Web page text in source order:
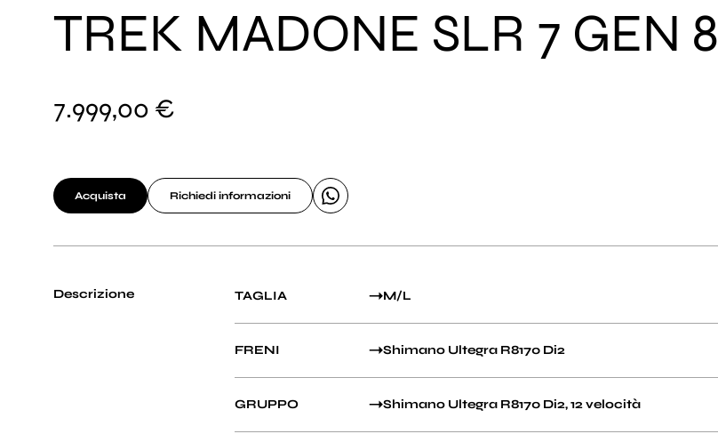
TREK MADONE SLR 7 GEN 8
7.999,00 €
Acquista Richiedi informazioni
Descrizione TAGLIA M/L
FRENI Shimano Ultegra R8170 Di2
GRUPPO Shimano Ultegra R8170 Di2, 12 velocità